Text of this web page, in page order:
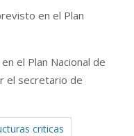
en el Plan
el Plan Nacional de
el secretario de
criticas